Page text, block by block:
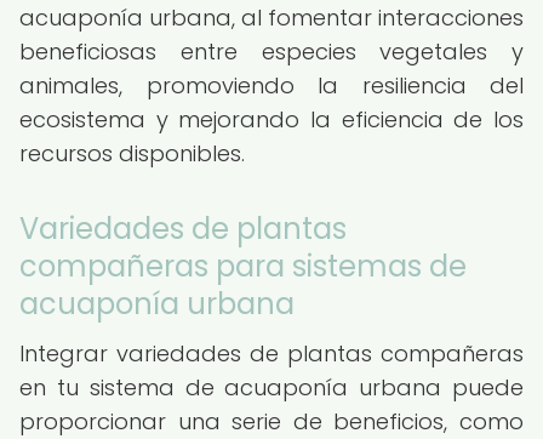
acuaponía urbana, al fomentar interacciones
beneficiosas entre especies vegetales y
animales, promoviendo la resiliencia del
ecosistema y mejorando la eficiencia de los
recursos disponibles.
Variedades de plantas
compañeras para sistemas de
acuaponía urbana
Integrar variedades de plantas compañeras
en tu sistema de acuaponía urbana puede
proporcionar una serie de beneficios, como